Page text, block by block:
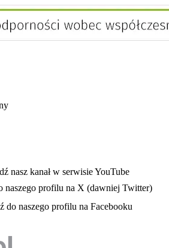
w nowej karcie
się w nowej karcie
nasz kanał w serwisie YouTube
karcie
naszego profilu na X (dawniej Twitter)
się w nowej karcie
do naszego profilu na Facebooku